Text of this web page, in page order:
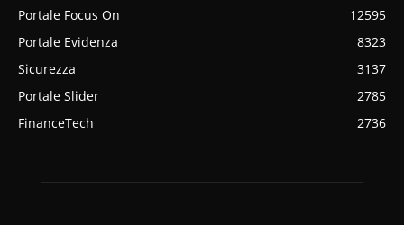
Portale Focus On
12595
Portale Evidenza
8323
Sicurezza
3137
Portale Slider
2785
FinanceTech
2736